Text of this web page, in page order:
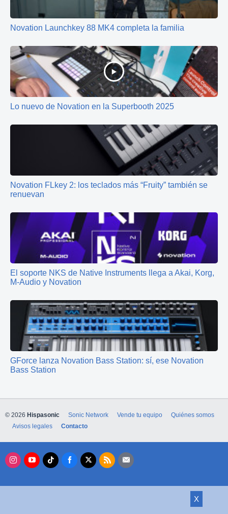
Novation Launchkey 88 MK4 completa la familia
Lo nuevo de Novation en la Superbooth 2025
Novation FLkey 2: los teclados más “Fruity” también se
renuevan
El soporte NKS de Native Instruments llega a Akai, Korg,
M-Audio y Novation
GForce lanza Novation Bass Station: sí, ese Novation
Bass Station
X
© 2026 Hispasonic Sonic Network Vende tu equipo
Quiénes somos
Avisos legales
Contacto